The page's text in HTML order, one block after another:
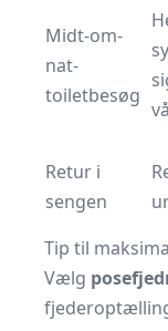
Midt-om-
nat-
toiletbesøg
Retur i
sengen
Tip til
Vælg